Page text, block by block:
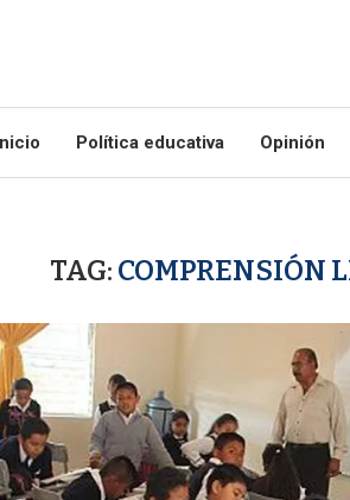
Política educativa Opinión
TAG: COMPRENSIÓN